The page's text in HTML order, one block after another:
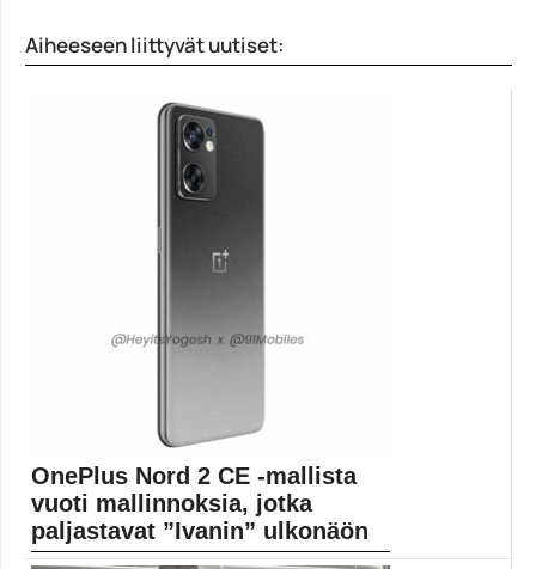
elokuun...
Aiheeseen liittyvät uutiset:
OnePlus Nord 2 CE -mallista
vuoti mallinnoksia, jotka
paljastavat ”Ivanin” ulkonäön